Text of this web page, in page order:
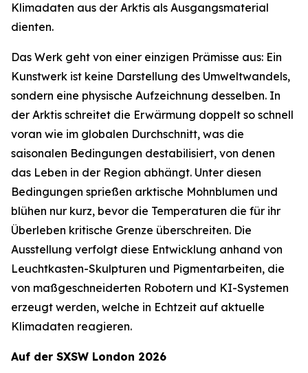
Klimadaten aus der Arktis als Ausgangsmaterial
dienten.
Das Werk geht von einer einzigen Prämisse aus: Ein
Kunstwerk ist keine Darstellung des Umweltwandels,
sondern eine physische Aufzeichnung desselben. In
der Arktis schreitet die Erwärmung doppelt so schnell
voran wie im globalen Durchschnitt, was die
saisonalen Bedingungen destabilisiert, von denen
das Leben in der Region abhängt. Unter diesen
Bedingungen sprießen arktische Mohnblumen und
blühen nur kurz, bevor die Temperaturen die für ihr
Überleben kritische Grenze überschreiten. Die
Ausstellung verfolgt diese Entwicklung anhand von
Leuchtkasten-Skulpturen und Pigmentarbeiten, die
von maßgeschneiderten Robotern und KI-Systemen
erzeugt werden, welche in Echtzeit auf aktuelle
Klimadaten reagieren.
Auf der SXSW London 2026